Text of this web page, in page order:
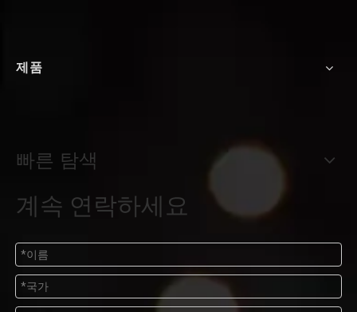
제품
빠른 탐색
계속 연락하세요